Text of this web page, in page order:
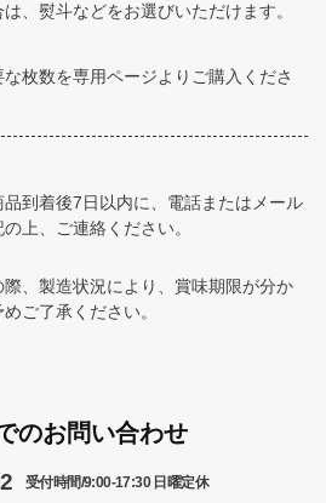
、熨斗などをお選びいただけます。
枚数を専用ページよりご購入くださ
到着後7日以内に、電話またはメール
上、ご連絡ください。
、製造状況により、賞味期限が分か
ご了承ください。
のお問い合わせ
受付時間/9:00-17:30 日曜定休